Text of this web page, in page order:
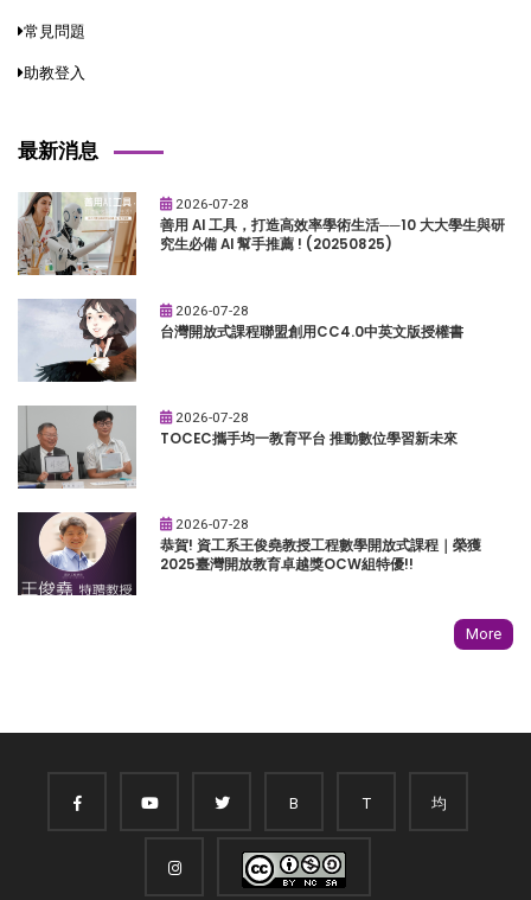
常見問題
助教登入
最新消息
2026-07-28
善用 AI 工具，打造高效率學術生活──10 大大學生與研
究生必備 AI 幫手推薦 ! (20250825)
2026-07-28
台灣開放式課程聯盟創用CC4.0中英文版授權書
2026-07-28
TOCEC攜手均一教育平台 推動數位學習新未來
2026-07-28
恭賀! 資工系王俊堯教授工程數學開放式課程｜榮獲
2025臺灣開放教育卓越獎OCW組特優!!
More
B T 均